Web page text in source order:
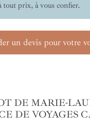
tout prix, à vous confier.
un devis pour votre
DE MARIE-
DE VOYAGES